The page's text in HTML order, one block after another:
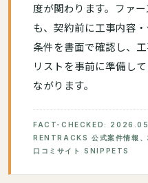
度が関わります。ファ
も、契約前に工事内容
条件を書面で確認し、
リストを事前に準備し
ながります。
FACT-CHECKED:
RENTRACKS 公式案件情報
口コミサイト SNIPPETS